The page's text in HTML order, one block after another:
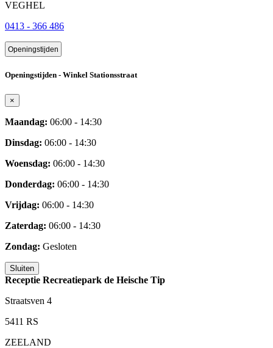
VEGHEL
0413 - 366 486
Openingstijden
Openingstijden - Winkel Stationsstraat
×
Maandag: 06:00 - 14:30
Dinsdag: 06:00 - 14:30
Woensdag: 06:00 - 14:30
Donderdag: 06:00 - 14:30
Vrijdag: 06:00 - 14:30
Zaterdag: 06:00 - 14:30
Zondag: Gesloten
Sluiten
Receptie Recreatiepark de Heische Tip
Straatsven 4
5411 RS
ZEELAND